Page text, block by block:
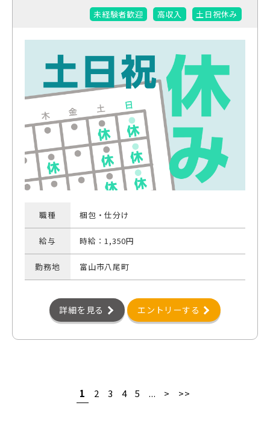
未経験者歓迎 高収入 土日祝休み
職種 梱包・仕分け
給与 時給：1,350円
勤務地 富山市八尾町
詳細を見る エントリーする
1 2 3 4 5 ... > >>